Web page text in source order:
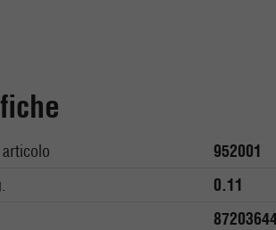
952001
0.11